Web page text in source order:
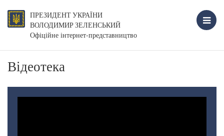
ПРЕЗИДЕНТ УКРАЇНИ
ВОЛОДИМИР ЗЕЛЕНСЬКИЙ
Офіційне інтернет-представництво
Відеотека